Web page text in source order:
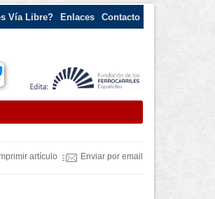
Vía Libre? Enlaces Contacto
artículo Enviar por email